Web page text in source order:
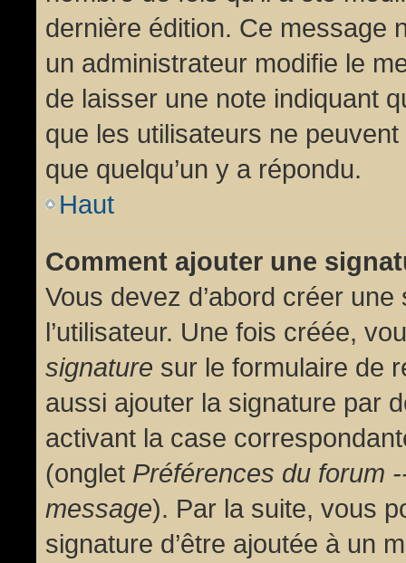
dernière édition. Ce message
un administrateur modifie le
de laisser une note indiquant
que les utilisateurs ne
que quelqu’un y a répondu.
Haut
Comment ajouter une
Vous devez d’abord créer
l’utilisateur. Une fois créée,
signature sur le formulaire de
aussi ajouter la signature par
activant la case
(onglet Préférences du forum
message). Par la suite, vous
signature d’être ajoutée à un